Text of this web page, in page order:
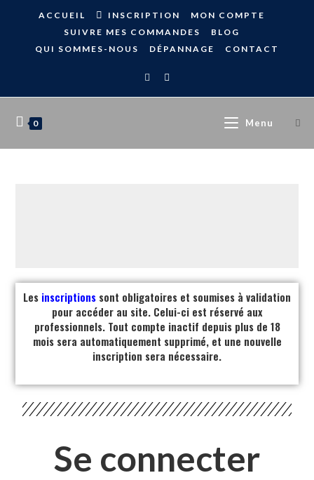
ACCUEIL INSCRIPTION
MON COMPTE
SUIVRE MES COMMANDES
BLOG
QUI SOMMES-NOUS
DÉPANNAGE CONTACT
0 Menu
Les inscriptions sont obligatoires et soumises à validation
pour accéder au site. Celui-ci est réservé aux
professionnels. Tout compte inactif depuis plus de 18
mois sera automatiquement supprimé, et une nouvelle
inscription sera nécessaire.
Se connecter